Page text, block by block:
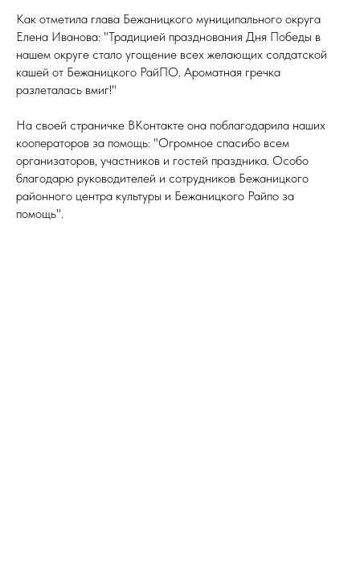
Как отметила глава Бежаницкого муниципального округа
Елена Иванова: "Традицией празднования Дня Победы в
нашем округе стало угощение всех желающих солдатской
кашей от Бежаницкого РайПО. Ароматная гречка
разлеталась вмиг!"
На своей страничке ВКонтакте она поблагодарила наших
кооператоров за помощь: "Огромное спасибо всем
организаторов, участников и гостей праздника. Особо
благодарю руководителей и сотрудников Бежаницкого
районного центра культуры и Бежаницкого Райпо за
помощь".